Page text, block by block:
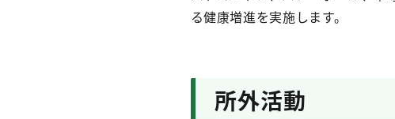
る健康増進を実施します。
所外活動